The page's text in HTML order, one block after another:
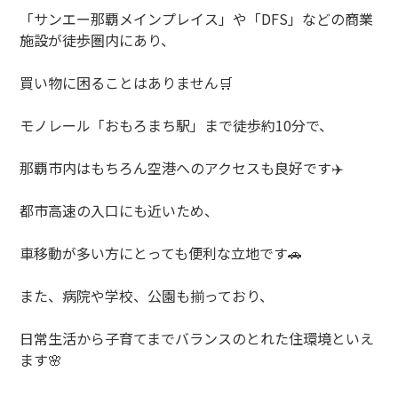
「サンエー那覇メインプレイス」や「DFS 」などの商業
施設が徒歩圏内にあり、
買い物に困ることはありません🛒
モノレール「おもろまち駅」まで徒歩約10分で、
那覇市内はもちろん空港へのアクセスも良好です✈️
都市高速の入口にも近いため、
車移動が多い方にとっても便利な立地です🚗
また、病院や学校、公園も揃っており、
日常生活から子育てまでバランスのとれた住環境といえ
ます🌸